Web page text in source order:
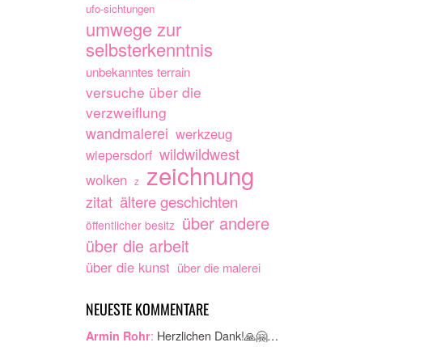
ufo-sichtungen
umwege zur
selbsterkenntnis
unbekanntes terrain
versuche über die
verzweiflung
wandmalerei werkzeug
wiepersdorf wildwildwest
wolken z zeichnung
zitat ältere geschichten
öffentlicher besitz über andere
über die arbeit
über die kunst über die malerei
NEUESTE KOMMENTARE
Armin Rohr: Herzlichen Dank!🙏🤗…